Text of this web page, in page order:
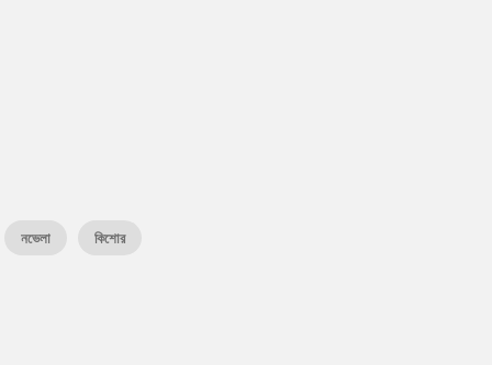
নভেলা কিশোর